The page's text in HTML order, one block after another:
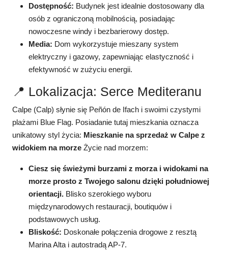
Dostępność: Budynek jest idealnie dostosowany dla
osób z ograniczoną mobilnością, posiadając
nowoczesne windy i bezbarierowy dostęp.
Media: Dom wykorzystuje mieszany system
elektryczny i gazowy, zapewniając elastyczność i
efektywność w zużyciu energii.
📍 Lokalizacja: Serce Mediteranu
Calpe (Calp) słynie się Peñón de Ifach i swoimi czystymi
plażami Blue Flag. Posiadanie tutaj mieszkania oznacza
unikatowy styl życia: Mieszkanie na sprzedaż w Calpe z
widokiem na morze Życie nad morzem:
Ciesz się świeżymi burzami z morza i widokami na
morze prosto z Twojego salonu dzięki południowej
orientacji. Blisko szerokiego wyboru
międzynarodowych restauracji, boutiquów i
podstawowych usług.
Bliskość: Doskonałe połączenia drogowe z resztą
Marina Alta i autostradą AP-7.